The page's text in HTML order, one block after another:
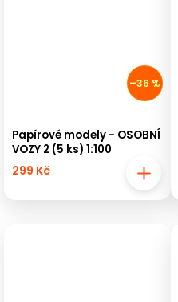
–36 %
Papírové modely - OSOBNÍ
VOZY 2 (5 ks) 1:100
299 Kč